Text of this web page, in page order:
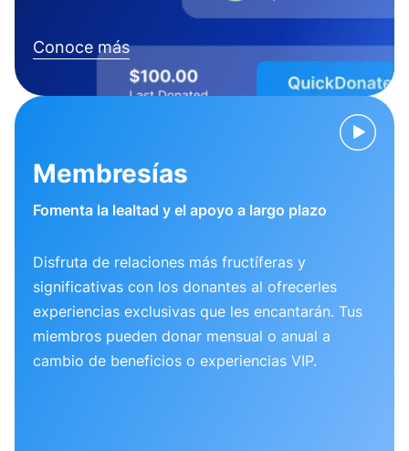
Conoce más
Membresías
Fomenta la lealtad y el apoyo a largo plazo
Disfruta de relaciones más fructíferas y
significativas con los donantes al ofrecerles
experiencias exclusivas que les encantarán. Tus
miembros pueden donar mensual o anual a
cambio de beneficios o experiencias VIP.